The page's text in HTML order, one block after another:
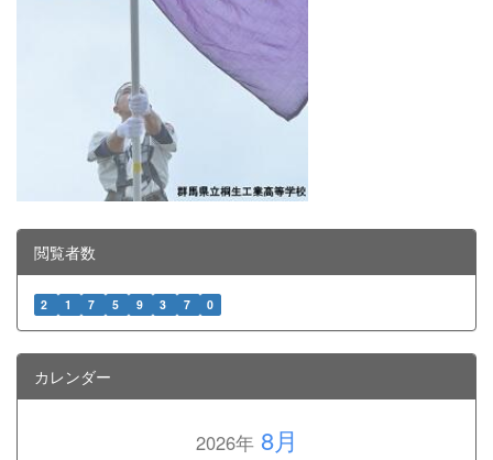
閲覧者数
2 1 7 5 9 3 7 0
カレンダー
2026年8月